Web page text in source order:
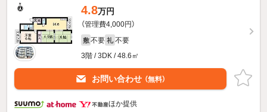
4.8万円
（管理費4,000円）
敷 不要 礼 不要
3階 / 3DK / 48.6㎡
お問い合わせ （無料）
ほか提供